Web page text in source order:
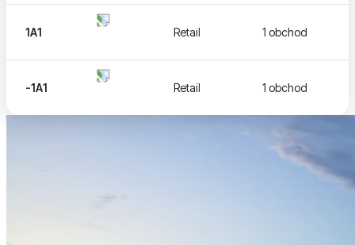
1A1 Retail 1 obchod
-1A1 Retail 1 obchod